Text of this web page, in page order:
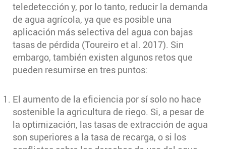
teledetección y, por lo tanto, reducir la demanda
de agua agrícola, ya que es posible una
aplicación más selectiva del agua con bajas
tasas de pérdida (Toureiro et al. 2017). Sin
embargo, también existen algunos retos que
pueden resumirse en tres puntos:
El aumento de la eficiencia por sí solo no hace
sostenible la agricultura de riego. Si, a pesar de
la optimización, las tasas de extracción de agua
son superiores a la tasa de recarga, o si los